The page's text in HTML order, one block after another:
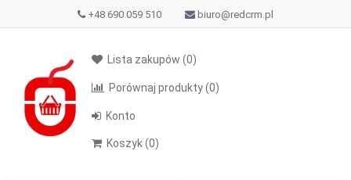
+48 690 059 510 biuro@redcrm.pl
Lista zakupów (0)
Porównaj produkty(0)
Konto
Koszyk(0)